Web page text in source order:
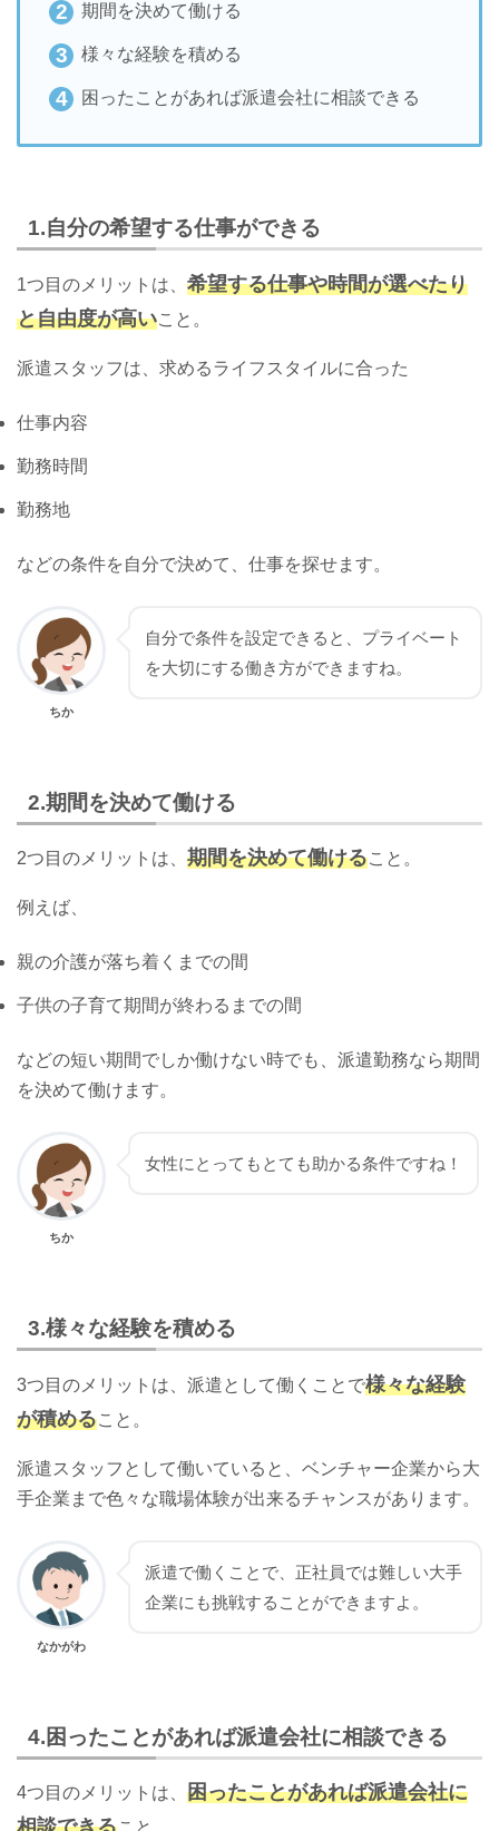
期間を決めて働ける
様々な経験を積める
困ったことがあれば派遣会社に相談できる
1.自分の希望する仕事ができる
1つ目のメリットは、 希望する仕事や時間が選べたり
と自由度が高いこと。
派遣スタッフは、求めるライフスタイルに合った
仕事内容
勤務時間
勤務地
などの条件を自分で決めて、仕事を探せます。
ちか
自分で条件を設定できると、プライベート
を大切にする働き方ができますね。
2.期間を決めて働ける
2つ目のメリットは、 期間を決めて働けること。
例えば、
親の介護が落ち着くまでの間
子供の子育て期間が終わるまでの間
などの短い期間でしか働けない時でも、派遣勤務なら期間
を決めて働けます。
ちか
女性にとってもとても助かる条件ですね！
3.様々な経験を積める
3つ目のメリットは、派遣として働くことで様々な経験
が積めること。
派遣スタッフとして働いていると、ベンチャー企業から大
手企業まで色々な職場体験が出来るチャンスがあります。
なかがわ
派遣で働くことで、正社員では難しい大手
企業にも挑戦することができますよ。
4.困ったことがあれば派遣会社に相談できる
4つ目のメリットは、 困ったことがあれば派遣会社に
相談できる こと。